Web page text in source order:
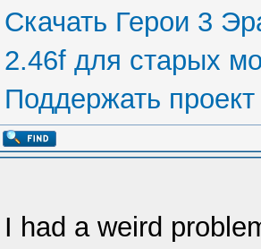
Скачать Герои 3
2.46f для старых
Поддержать проект
I had a weird